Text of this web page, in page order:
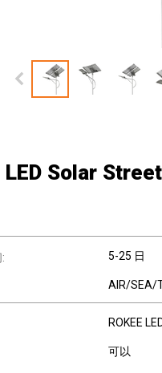
LED Solar
5-25 日
AIR/SEA/
ROKEE
可以